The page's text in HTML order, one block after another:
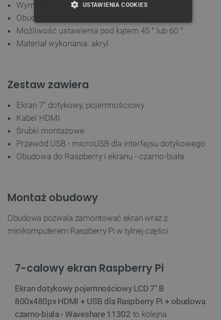
Wymiary ekranu: 165 x 107 mm
Obudowa w kolorze czarno-białym
Możliwość ustawienia pod kątem 45 ° lub 60 °
Materiał wykonania: akryl
Zestaw zawiera
Ekran 7" dotykowy, pojemnościowy
Kabel HDMI
Śrubki montażowe
Przewód USB - microUSB dla interfejsu dotykowego
Obudowa do Raspberry i ekranu - czarno-biała
Montaż obudowy
Obudowa pozwala zamontować ekran wraz z
minikomputerem Raspberry Pi w tylnej części.
7-calowy ekran Raspberry Pi
Ekran dotykowy pojemnościowy LCD 7'' B
800x480px HDMI + USB dla Raspberry Pi + obudowa
czarno-biała - Waveshare 11302 to kolejna
USTAWIENIA COOKIES
NIEZBĘDNE WYDAJNOŚĆ
TARGETOWANIE
podstawowych funkcji strony internetowej, takich
Nazwa
PrestaShop-[abcdef0123456789]{32}